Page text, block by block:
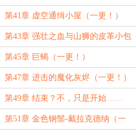
第41章 虚空通缉小屋（一更！）
第43章 强壮之血与山狮的皮革小包
（一更！）
第45章 巨蝎（一更！）
第47章 进击的魔化灰烬（一更！）
第49章 结束？不，只是开始……
（一更！）
第51章 金色钢鬃-戴拉克德纳（一